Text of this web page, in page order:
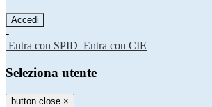
-
Entra con SPID Entra con CIE
Seleziona utente
button close ×